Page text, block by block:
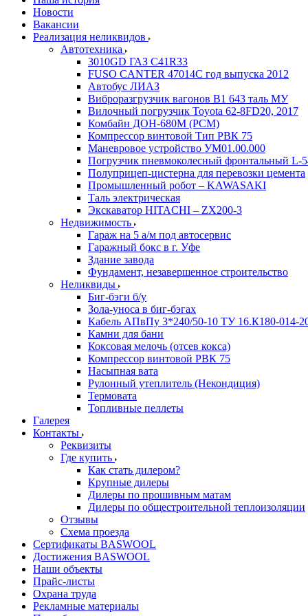
Новости
Вакансии
Реализация неликвидов
Автотехника
3010GD ГАЗ С41R33
FUSO CANTER 47014C год выпуска 2012
Автобус ЛИАЗ
Виброразгрузчик вагонов В1 643 таль МУ
Вилочный погрузчик Toyota 62-8FD20, 2017
Комбайн ДОН-680М (РСМ)
Компрессор винтовой Тип РВК 75
Маневровое устройство УМ01.00.000
Погрузчик пневмоколесный фронтальный L-
Полуприцеп-цистерна для перевозки цемента
Промышленный робот – KAWASAKI
Таль электрическая
Экскаватор HITACHI – ZX200-3
Недвижимость
Гараж на 5 а/м под автосервис
Гаражный бокс в г. Уфе
Здание завода
Фундамент, незавершенное строительство
Неликвиды
Биг-бэги б/у
Зола-уноса в биг-бэгах
Кабель АПвПу 3*240/50-10 ТУ 16.К180-014-
Камни для бани
Коксовая мелочь (отсев кокса)
Компрессор винтовой РВК 75
Насыпная вата
Рулонный утеплитель (Некондиция)
Термовата
Топливные пеллеты
Галерея
Контакты
Реквизиты
Где купить
Как стать дилером?
Крупные дилеры
Дилеры по прошивным матам
Дилеры по общестроительной теплоизоляции
Отзывы
Схема проезда
Сертификаты BASWOOL
Достижения BASWOOL
Наши объекты
Прайс-листы
Охрана труда
Рекламные материалы